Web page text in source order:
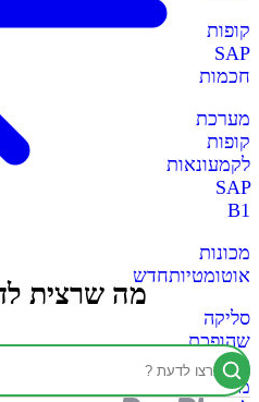
קופות
SAP
חכמות
מערכת
קופות
לקמעונאות
SAP
B1
מכונות
אוטומטיותחדש
סליקה
שהופכת
כל
מכונה
מה שרצית